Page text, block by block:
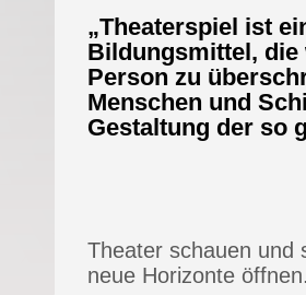
„Theaterspiel ist
Bildungsmittel, die
Person zu
Menschen und
Gestaltung der so
Theater schauen und
neue Horizonte öffnen.